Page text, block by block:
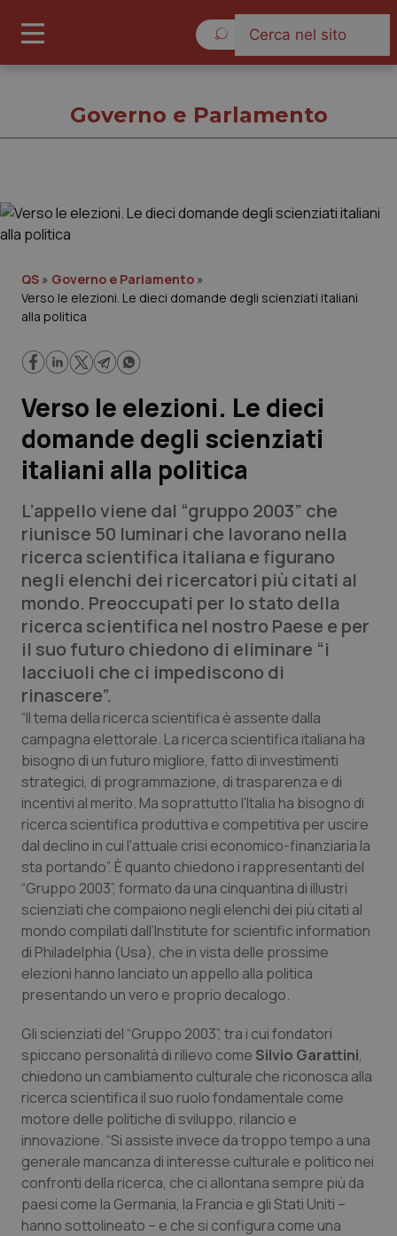
Governo e Parlamento
Regioni e Asl
Lavoro e Professioni
Scienza e Farmaci
Studi e Analisi
Lettere al direttore
Edizioni Regionali
QS Pro
Professionisti Sanitari.AI
Abruzzo
Basilicata
Calabria
Campania
Emilia-Romagna
Friuli Venezia Giulia
Lazio
Liguria
Lombardia
Marche
Molise
Piemonte
QS Pro Gold
Artrite & artrosi
Asma & BPCO
Car-T
Colesterolo & coronaropatie
Dermatite Atopica
Diabete & glucometri
Disturbi dell’umore
Dolore
Donna & Salute
Epatiti
HIV
QS Club Newsletter
Governo e Parlamento
QS » Governo e Parlamento »
Verso le elezioni. Le dieci domande degli scienziati italiani
alla politica
Verso le elezioni. Le dieci
domande degli scienziati
italiani alla politica
L’appello viene dal “gruppo 2003” che
riunisce 50 luminari che lavorano nella
ricerca scientifica italiana e figurano
negli elenchi dei ricercatori più citati al
mondo. Preoccupati per lo stato della
ricerca scientifica nel nostro Paese e per
il suo futuro chiedono di eliminare “i
lacciuoli che ci impediscono di
rinascere”.
“Il tema della ricerca scientifica è assente dalla
campagna elettorale. La ricerca scientifica italiana ha
bisogno di un futuro migliore, fatto di investimenti
strategici, di programmazione, di trasparenza e di
incentivi al merito. Ma soprattutto l'Italia ha bisogno di
ricerca scientifica produttiva e competitiva per uscire
dal declino in cui l'attuale crisi economico-finanziaria la
sta portando”. È quanto chiedono i rappresentanti del
“Gruppo 2003”, formato da una cinquantina di illustri
scienziati che compaiono negli elenchi dei più citati al
mondo compilati dall’Institute for scientific information
di Philadelphia (Usa), che in vista delle prossime
elezioni hanno lanciato un appello alla politica
presentando un vero e proprio decalogo.
Gli scienziati del “Gruppo 2003”, tra i cui fondatori
spiccano personalità di rilievo come Silvio Garattini,
chiedono un cambiamento culturale che riconosca alla
ricerca scientifica il suo ruolo fondamentale come
motore delle politiche di sviluppo, rilancio e
innovazione. “Si assiste invece da troppo tempo a una
generale mancanza di interesse culturale e politico nei
confronti della ricerca, che ci allontana sempre più da
paesi come la Germania, la Francia e gli Stati Uniti –
hanno sottolineato – e che si configura come una